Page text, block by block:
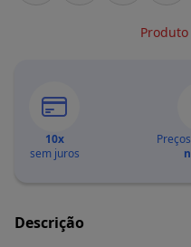
10x
sem juros
Preços
Descrição